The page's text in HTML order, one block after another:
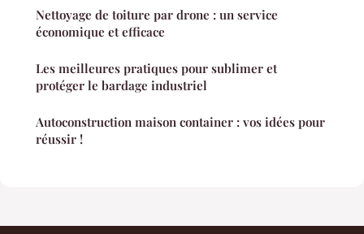
Nettoyage de toiture par drone : un service
économique et efficace
Les meilleures pratiques pour sublimer et
protéger le bardage industriel
Autoconstruction maison container : vos idées pour
réussir !